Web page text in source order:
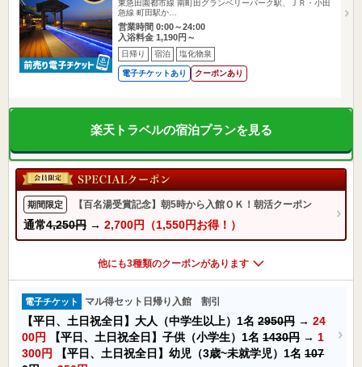
東急田園都市線 南町田グランベリーパーク駅、ＪＲ・小田
急線 町田駅か…
営業時間 0:00～24:00
入浴料金 1,190円～
日帰り 宿泊 塩化物泉
電子チケットあり クーポンあり
楽天トラベルの宿泊プランを見る
期間限定 【百名湯受賞記念】朝5時から入館ＯＫ！朝活クーポン
通常4,250円 → 2,700円（1,550円お得！）
他にも3種類のクーポンがあります
電子チケット マル得セット日帰り入館 割引
【平日、土日祝全日】大人（中学生以上）1名 2950円 → 24
00円
【平日、土日祝全日】子供（小学生）1名 1430円 → 1
300円
【平日、土日祝全日】幼児（3歳~未就学児）1名 107